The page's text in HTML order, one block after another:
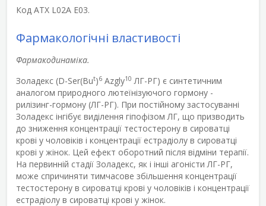
Код АТХ L02A E03.
Фармакологічні властивості
Фармакодинаміка.
Золадекс (D-Ser(But)6 Azgly10 ЛГ-РГ) є синтетичним
аналогом природного лютеїнізуючого гормону -
рилізинг-гормону (ЛГ-РГ). При постійному застосуванні
Золадекс інгібує виділення гіпофізом ЛГ, що призводить
до зниження концентрації тестостерону в сироватці
крові у чоловіків і концентрації естрадіолу в сироватці
крові у жінок. Цей ефект оборотний після відміни терапії.
На первинній стадії Золадекс, як і інші агоністи ЛГ-РГ,
може спричиняти тимчасове збільшення концентрації
тестостерону в сироватці крові у чоловіків і концентрації
естрадіолу в сироватці крові у жінок.